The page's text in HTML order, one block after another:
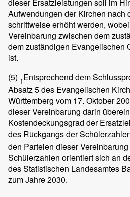
Aufwendungen der Kirchen nach
schrittweise erhöht werden,
Vereinbarung zwischen dem
dem zuständigen Evangelischen
ist.
(5) 1Entsprechend dem
Absatz 5 des Evangelischen
Württemberg vom 17. Oktober
dieser Vereinbarung darin
Kostendeckungsgrad der
des Rückgangs der
den Parteien dieser
Schülerzahlen orientiert sich an
des Statistischen Landesamtes
zum Jahre 2030.